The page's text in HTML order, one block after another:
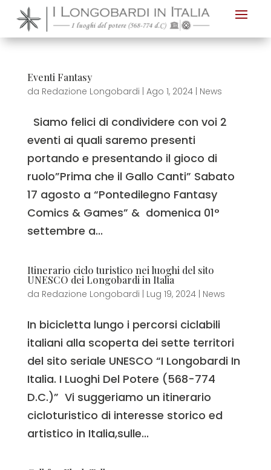
Nota:
questo
sito
include
sistema
accessibilità.
Eventi Fantasy
da Redazione Longobardi | Ago 1, 2024| News
Siamo felici di condividere con voi 2
eventi ai quali saremo presenti
portando e presentando il gioco di
ruolo”Prima che il Gallo Canti” Sabato
17 agosto a “Pontedilegno Fantasy
Comics & Games” & domenica 01°
settembre a...
Itinerario ciclo turistico nei luoghi del sito
UNESCO dei Longobardi in Italia
da Redazione Longobardi | Lug 19, 2024| News
In bicicletta lungo i percorsi ciclabili
italiani alla scoperta dei sette territori
del sito seriale UNESCO “I Longobardi In
Italia. I Luoghi Del Potere (568-774
D.C.)” Vi suggeriamo un itinerario
cicloturistico di interesse storico ed
artistico in Italia,sulle...